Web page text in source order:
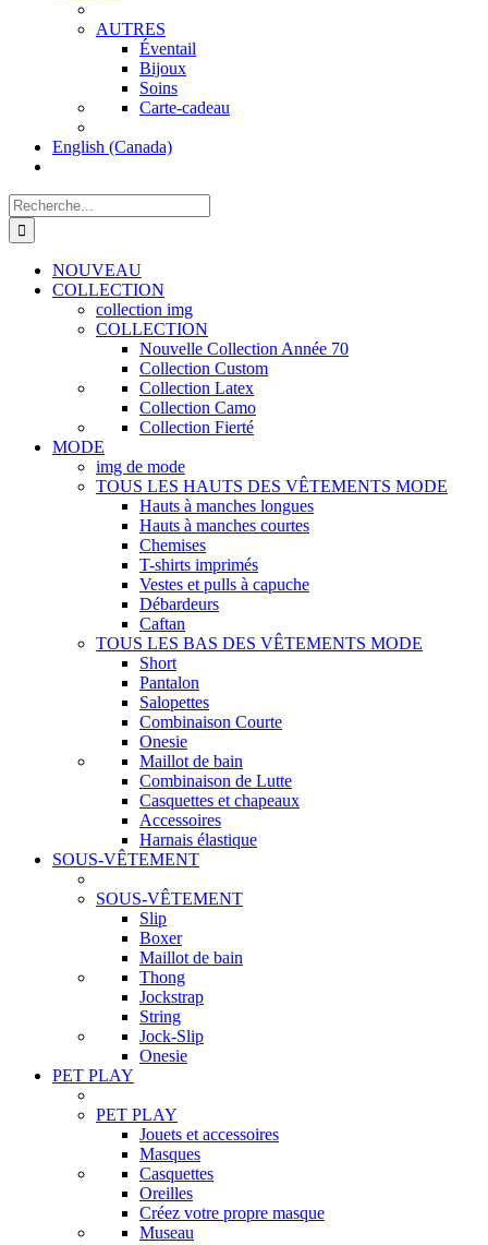
AUTRES
Éventail
Bijoux
Soins
Carte-cadeau
English (Canada)
Recherche
de
:
NOUVEAU
COLLECTION
collection img
COLLECTION
Nouvelle Collection Année 70
Collection Custom
Collection Latex
Collection Camo
Collection Fierté
MODE
img de mode
TOUS LES HAUTS DES VÊTEMENTS MODE
Hauts à manches longues
Hauts à manches courtes
Chemises
T-shirts imprimés
Vestes et pulls à capuche
Débardeurs
Caftan
TOUS LES BAS DES VÊTEMENTS MODE
Short
Pantalon
Salopettes
Combinaison Courte
Onesie
Maillot de bain
Combinaison de Lutte
Casquettes et chapeaux
Accessoires
Harnais élastique
SOUS-VÊTEMENT
SOUS-VÊTEMENT
Slip
Boxer
Maillot de bain
Thong
Jockstrap
String
Jock-Slip
Onesie
PET PLAY
PET PLAY
Jouets et accessoires
Masques
Casquettes
Oreilles
Créez votre propre masque
Museau